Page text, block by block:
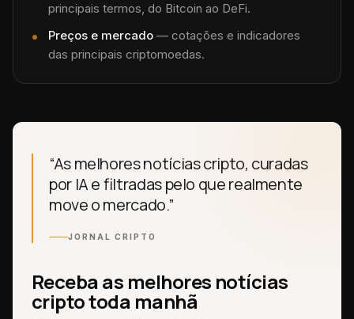
principais termos, do Bitcoin ao DeFi.
Preços e mercado — cotações e indicadores
das principais criptomoedas.
“As melhores notícias cripto, curadas
por IA e filtradas pelo que realmente
move o mercado.”
JORNAL CRIPTO
Receba as melhores notícias
cripto toda manhã